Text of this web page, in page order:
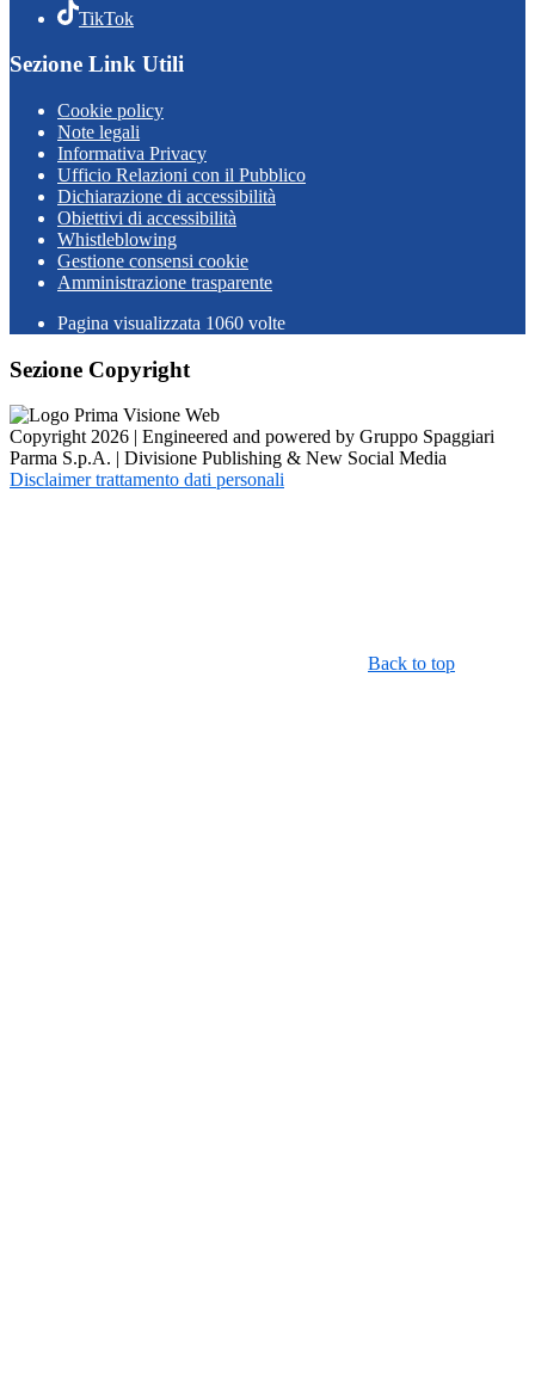
TikTok
Sezione Link Utili
Cookie policy
Note legali
Informativa Privacy
Ufficio Relazioni con il Pubblico
Dichiarazione di accessibilità
Obiettivi di accessibilità
Whistleblowing
Gestione consensi cookie
Amministrazione trasparente
Pagina visualizzata 1060 volte
Sezione Copyright
Copyright 2026 | Engineered and powered by Gruppo Spaggiari
Parma S.p.A. | Divisione Publishing & New Social Media
Disclaimer trattamento dati personali
Back to top